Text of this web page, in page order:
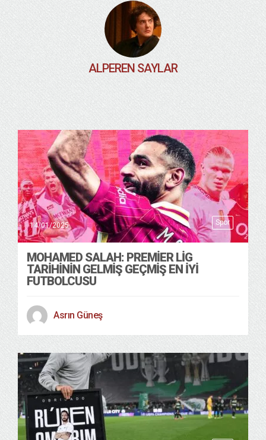
ALPEREN SAYLAR
Spor
14/01/2025
MOHAMED SALAH: PREMIER LIG
TARIHININ GELMIŞ GEÇMIŞ EN İYI
FUTBOLCUSU
Asrın Güneş